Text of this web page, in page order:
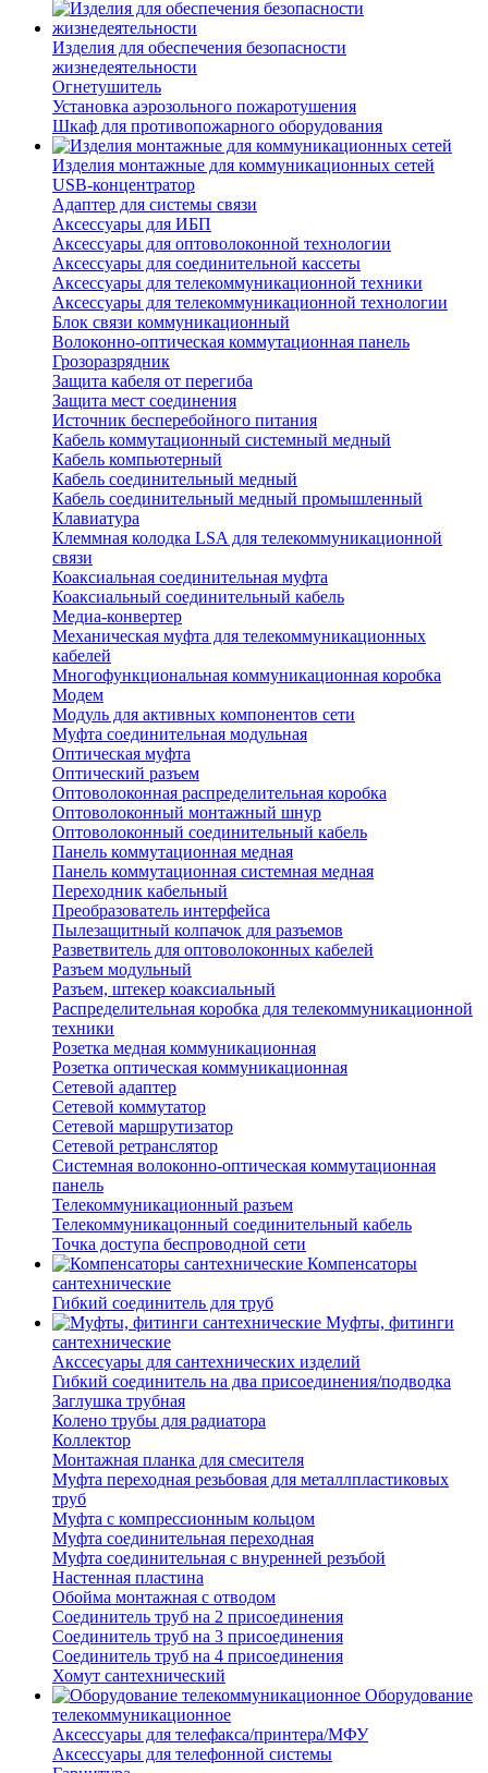
Изделия для обеспечения безопасности
жизнедеятельности
Огнетушитель
Установка аэрозольного пожаротушения
Шкаф для противопожарного оборудования
Изделия монтажные для коммуникационных сетей
USB-концентратор
Адаптер для системы связи
Аксессуары для ИБП
Аксессуары для оптоволоконной технологии
Аксессуары для соединительной кассеты
Аксессуары для телекоммуникационной техники
Аксессуары для телекоммуникационной технологии
Блок связи коммуникационный
Волоконно-оптическая коммутационная панель
Грозоразрядник
Защита кабеля от перегиба
Защита мест соединения
Источник бесперебойного питания
Кабель коммутационный системный медный
Кабель компьютерный
Кабель соединительный медный
Кабель соединительный медный промышленный
Клавиатура
Клеммная колодка LSA для телекоммуникационной
связи
Коаксиальная соединительная муфта
Коаксиальный соединительный кабель
Медиа-конвертер
Механическая муфта для телекоммуникационных
кабелей
Многофункциональная коммуникационная коробка
Модем
Модуль для активных компонентов сети
Муфта соединительная модульная
Оптическая муфта
Оптический разъем
Оптоволоконная распределительная коробка
Оптоволоконный монтажный шнур
Оптоволоконный соединительный кабель
Панель коммутационная медная
Панель коммутационная системная медная
Переходник кабельный
Преобразователь интерфейса
Пылезащитный колпачок для разъемов
Разветвитель для оптоволоконных кабелей
Разъем модульный
Разъем, штекер коаксиальный
Распределительная коробка для телекоммуникационной
техники
Розетка медная коммуникационная
Розетка оптическая коммуникационная
Сетевой адаптер
Сетевой коммутатор
Сетевой маршрутизатор
Сетевой ретранслятор
Системная волоконно-оптическая коммутационная
панель
Телекоммуникационный разъем
Телекоммуникацонный соединительный кабель
Точка доступа беспроводной сети
Компенсаторы
сантехнические
Гибкий соединитель для труб
Муфты, фитинги
сантехнические
Акссесуары для сантехнических изделий
Гибкий соединитель на два присоединения/подводка
Заглушка трубная
Колено трубы для радиатора
Коллектор
Монтажная планка для смесителя
Муфта переходная резьбовая для металлпластиковых
труб
Муфта с компрессионным кольцом
Муфта соединительная переходная
Муфта соединительная с внуренней резъбой
Настенная пластина
Обойма монтажная с отводом
Соединитель труб на 2 присоединения
Соединитель труб на 3 присоединения
Соединитель труб на 4 присоединения
Хомут сантехнический
Оборудование
телекоммуникационное
Аксессуары для телефакса/принтера/МФУ
Аксессуары для телефонной системы